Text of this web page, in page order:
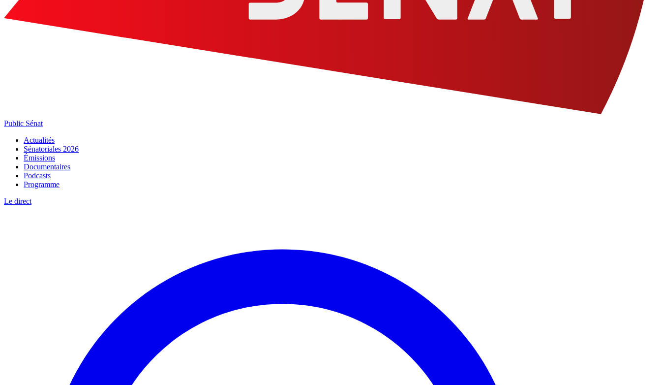
Public Sénat
Actualités
Sénatoriales 2026
Émissions
Documentaires
Podcasts
Programme
Le direct